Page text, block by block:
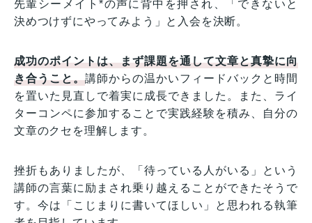
先輩シーメイト*の声に背中を押され、「できないと
決めつけずにやってみよう」と入会を決断。
成功のポイントは、まず課題を通して文章と真摯に向
き合うこと。講師からの温かいフィードバックと時間
を置いた見直しで着実に成長できました。また、ライ
ターコンペに参加することで実践経験を積み、自分の
文章のクセを理解します。
挫折もありましたが、「待っている人がいる」という
講師の言葉に励まされ乗り越えることができたそうで
す。今は「こじまりに書いてほしい」と思われる執筆